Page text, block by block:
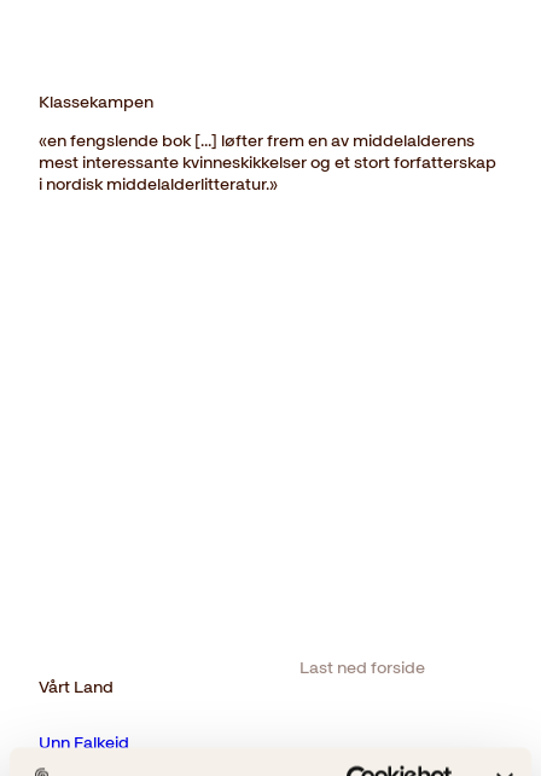
Last ned forside
Klassekampen
«en fengslende bok […] løfter frem en av middelalderens
mest interessante kvinneskikkelser og et stort forfatterskap
i nordisk middelalderlitteratur.»
Vårt Land
Unn Falkeid